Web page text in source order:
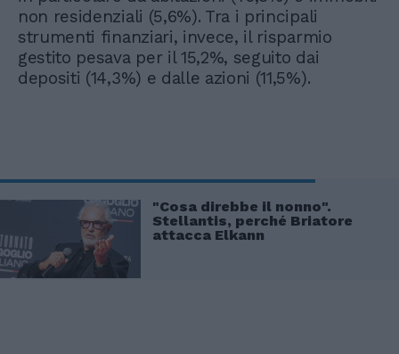
non residenziali (5,6%). Tra i principali
strumenti finanziari, invece, il risparmio
gestito pesava per il 15,2%, seguito dai
depositi (14,3%) e dalle azioni (11,5%).
"Cosa direbbe il nonno".
Stellantis, perché Briatore
attacca Elkann